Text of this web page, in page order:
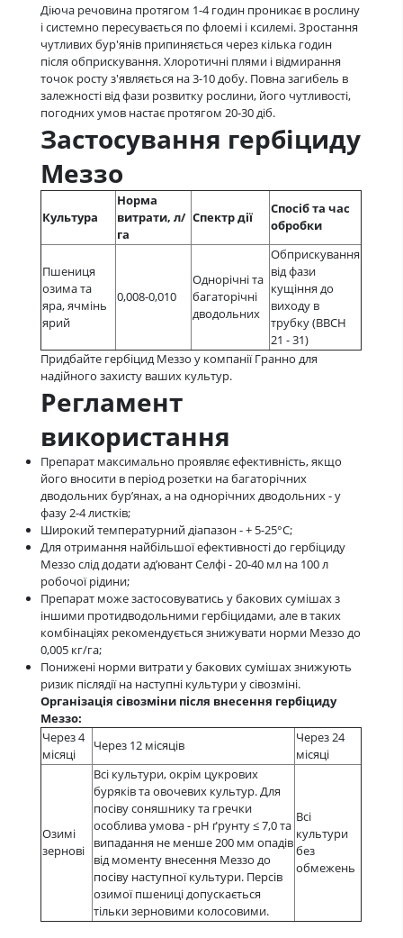
Діюча речовина протягом 1-4 годин проникає в рослину
і системно пересувається по флоемі і ксилемі. Зростання
чутливих бур'янів припиняється через кілька годин
після обприскування. Хлоротичні плями і відмирання
точок росту з'являється на 3-10 добу. Повна загибель в
залежності від фази розвитку рослини, його чутливості,
погодних умов настає протягом 20-30 діб.
Застосування гербіциду
Меззо
Культура
Норма
витрати, л/
га
Спектр дії
Спосіб та час
обробки
Пшениця
озима та
яра, ячмінь
ярий
0,008-0,010
Однорічні та
багаторічні
дводольних
Обприскування
від фази
кущіння до
виходу в
трубку (ВВСН
21 - 31)
Придбайте гербіцид Меззо у компанії Гранно для
надійного захисту ваших культур.
Регламент
використання
Препарат максимально проявляє ефективність, якщо
його вносити в період розетки на багаторічних
дводольних бур’янах, а на однорічних дводольних - у
фазу 2-4 листків;
Широкий температурний діапазон - + 5-25°С;
Для отримання найбільшої ефективності до гербіциду
Меззо слід додати ад’ювант Селфі - 20-40 мл на 100 л
робочої рідини;
Препарат може застосовуватись у бакових сумішах з
іншими протидводольними гербіцидами, але в таких
комбінаціях рекомендується знижувати норми Меззо до
0,005 кг/га;
Понижені норми витрати у бакових сумішах знижують
ризик післядії на наступні культури у сівозміні.
Організація сівозміни після внесення гербіциду
Меззо:
Через 4
місяці
Через 12 місяців
Через 24
місяці
Озимі
зернові
Всі культури, окрім цукрових
буряків та овочевих культур. Для
посіву соняшнику та гречки
особлива умова - рН ґрунту ≤ 7,0 та
випадання не менше 200 мм опадів
від моменту внесення Меззо до
посіву наступної культури. Персів
озимої пшениці допускається
тільки зерновими колосовими.
Всі
культури
без
обмежень